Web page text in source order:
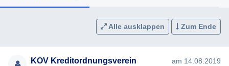
Alle ausklappen Zum Ende
KOV Kreditordnungsverein
am 14.08.2019